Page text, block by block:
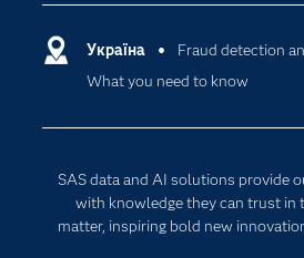
Україна
Fraud detection
What you need to know
SAS data and AI solutions provide
with knowledge they can trust in
matter, inspiring bold new
Certification
Communities
Company
For Educators
Events
Cloud
Data Science
Generative AI